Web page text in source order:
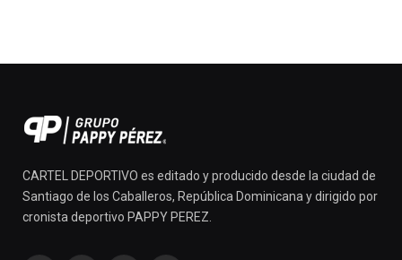
CARTEL DEPORTIVO es editado y producido desde la ciudad de
Santiago de los Caballeros, República Dominicana y dirigido por
cronista deportivo PAPPY PEREZ.